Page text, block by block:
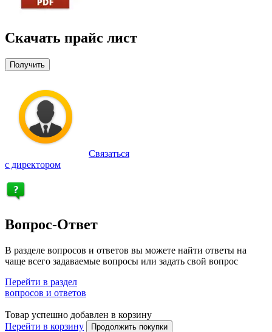
Скачать прайс лист
Получить
Связаться
с директором
Вопрос-Ответ
В разделе вопросов и ответов вы можете найти ответы на
чаще всего задаваемые вопросы или задать свой вопрос
Перейти в раздел
вопросов и ответов
Товар успешно добавлен в корзину
Перейти в корзину
Продолжить покупки